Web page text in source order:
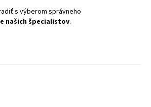
s výberom správneho
našich špecialistov.